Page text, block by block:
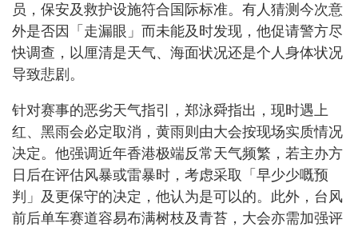
员，保安及救护设施符合国际标准。有人猜测今次意
外是否因「走漏眼」而未能及时发现，他促请警方尽
快调查，以厘清是天气、海面状况还是个人身体状况
导致悲剧。
针对赛事的恶劣天气指引，郑泳舜指出，现时遇上
红、黑雨会必定取消，黄雨则由大会按现场实质情况
决定。他强调近年香港极端反常天气频繁，若主办方
日后在评估风暴或雷暴时，考虑采取「早少少嘅预
判」及更保守的决定，他认为是可以的。此外，台风
前后单车赛道容易布满树枝及青苔，大会亦需加强评